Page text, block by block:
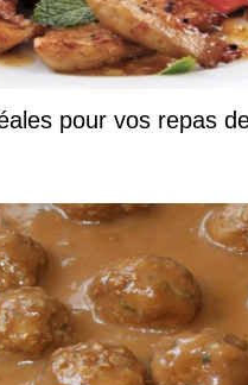
pour vos repas